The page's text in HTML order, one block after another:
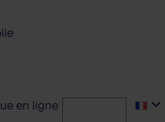
en ligne